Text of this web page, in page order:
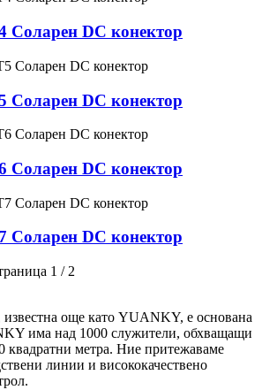
Соларен DC конектор
Соларен DC конектор
Соларен DC конектор
Соларен DC конектор
1 / 2
още като YUANKY, е основана
има над 1000 служители, обхващащи
квадратни метра. Ние притежаваме
линии и висококачествено